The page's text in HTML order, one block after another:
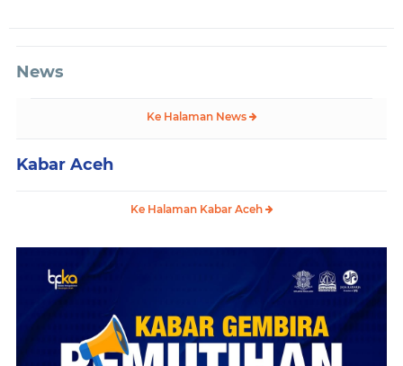
News
Ke Halaman News
Kabar Aceh
Ke Halaman Kabar Aceh